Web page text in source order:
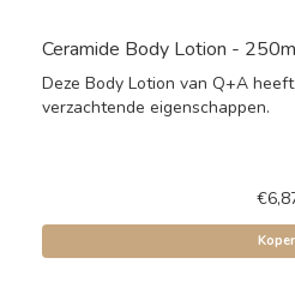
Ceramide Body Lotion -
Deze Body Lotion van Q+A
verzachtende eigenschappen.